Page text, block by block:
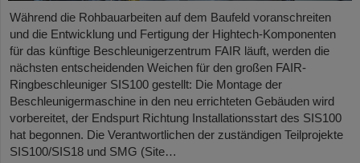
Während die Rohbauarbeiten auf dem Baufeld voranschreiten
und die Entwicklung und Fertigung der Hightech-Komponenten
für das künftige Beschleunigerzentrum FAIR läuft, werden die
nächsten entscheidenden Weichen für den großen FAIR-
Ringbeschleuniger SIS100 gestellt: Die Montage der
Beschleunigermaschine in den neu errichteten Gebäuden wird
vorbereitet, der Endspurt Richtung Installationsstart des SIS100
hat begonnen. Die Verantwortlichen der zuständigen Teilprojekte
SIS100/SIS18 und SMG (Site…